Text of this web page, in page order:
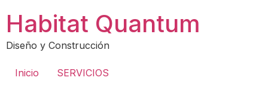
contenido
Habitat Quantum
Diseño y Construcción
Inicio SERVICIOS